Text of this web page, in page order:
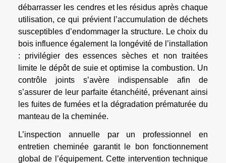
débarrasser les cendres et les résidus après chaque
utilisation, ce qui prévient l’accumulation de déchets
susceptibles d’endommager la structure. Le choix du
bois influence également la longévité de l’installation
: privilégier des essences sèches et non traitées
limite le dépôt de suie et optimise la combustion. Un
contrôle joints s’avère indispensable afin de
s’assurer de leur parfaite étanchéité, prévenant ainsi
les fuites de fumées et la dégradation prématurée du
manteau de la cheminée.
L’inspection annuelle par un professionnel en
entretien cheminée garantit le bon fonctionnement
global de l’équipement. Cette intervention technique